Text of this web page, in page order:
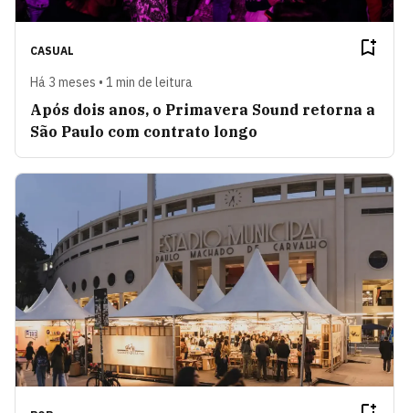
CASUAL
Há 3 meses • 1 min de leitura
Após dois anos, o Primavera Sound retorna a
São Paulo com contrato longo